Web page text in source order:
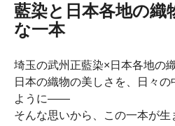
藍染と日本各地の織
な一本
埼玉の武州正藍染×日本各地の織
日本の織物の美しさを、日々
ように――
そんな思いから、この一本が生